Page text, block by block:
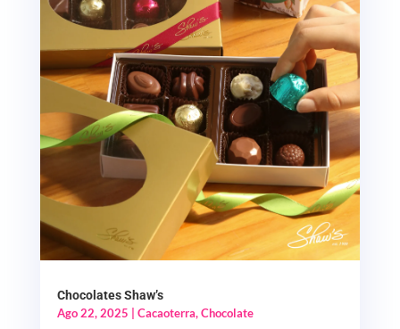
Chocolates Shaw’s
Ago 22, 2025
Cacaoterra,Chocolate